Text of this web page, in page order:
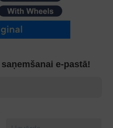
e-pastā!